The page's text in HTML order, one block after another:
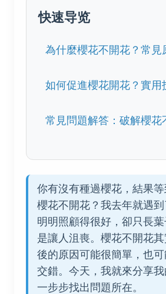
快速导览
為什麼櫻花不開花？常見
如何促進櫻花開花？實用
常見問題解答：破解櫻花
你有沒有種過櫻花，結果
櫻花不開花？我去年就遇到
明明照顧得很好，卻只長
是讓人沮喪。櫻花不開花
後的原因可能很簡單，也
交錯。今天，我就來分享
一步步找出問題所在。